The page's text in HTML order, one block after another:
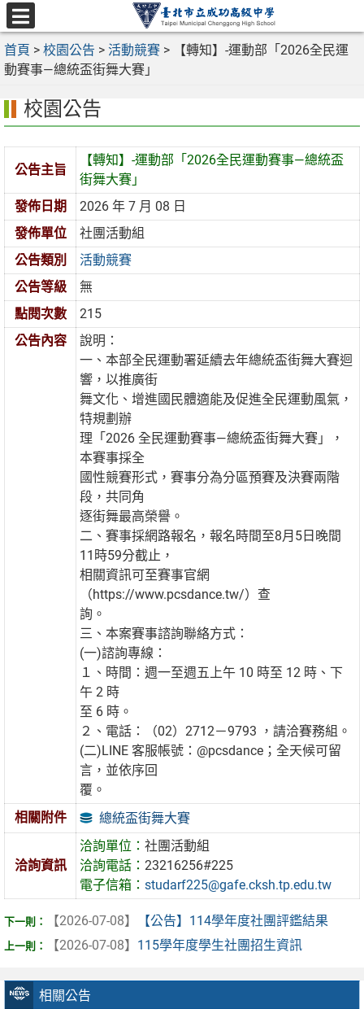
跳
至
主
要
區
選
單
首頁 > 校園公告 > 活動競賽 >
【轉知】-運動部「2026全民運
動賽事—總統盃街舞大賽」
相關公告
校園公告
公告主旨
【轉知】-運動部「2026全民運動賽事—總統盃
街舞大賽」
發佈日期
2026 年 7 月 08 日
發佈單位
社團活動組
公告類別
活動競賽
公告等級
無
點閱次數
215
公告內容
說明：
一、本部全民運動署延續去年總統盃街舞大賽迴
響，以推廣街
舞文化、增進國民體適能及促進全民運動風氣，
特規劃辦
理「2026 全民運動賽事—總統盃街舞大賽」，
本賽事採全
國性競賽形式，賽事分為分區預賽及決賽兩階
段，共同角
逐街舞最高榮譽。
二、賽事採網路報名，報名時間至8月5日晚間
11時59分截止，
相關資訊可至賽事官網
（https://www.pcsdance.tw/）查
詢。
三、本案賽事諮詢聯絡方式：
(一)諮詢專線：
１、時間：週一至週五上午 10 時至 12 時、下
午 2 時
至 6 時。
２、電話：（02）2712－9793 ，請洽賽務組。
(二)LINE 客服帳號：@pcsdance；全天候可留
言，並依序回
覆。
相關附件
總統盃街舞大賽
洽詢資訊
洽詢單位：社團活動組
洽詢電話：23216256#225
電子信箱：studarf225@gafe.cksh.tp.edu.tw
【2026-07-08】
【公告】114學年度社團評鑑結果
【2026-07-08】 115學年度學生社團招生資訊